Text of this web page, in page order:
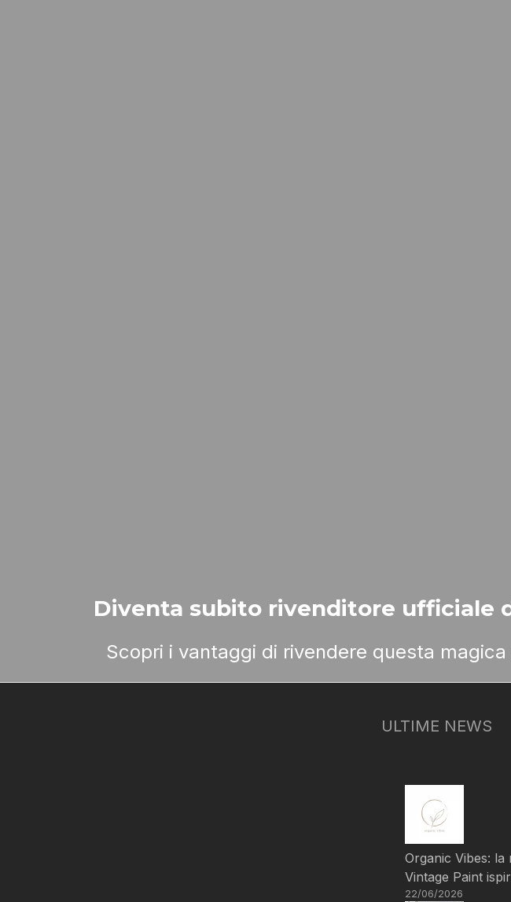
Diventa subito rivenditore ufficiale
Scopri i vantaggi di rivendere questa
ULTIME NEWS
Organic Vibes:
Vintage Paint
22/06/2026